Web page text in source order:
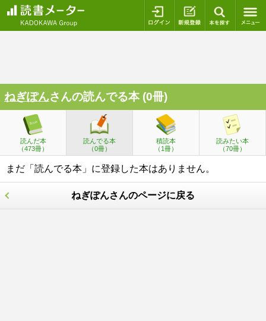
ログイン 新規登録
ねぎぽんさんの読んでる本 (0冊)
読んだ本
（473冊）
読んでる本
（0冊）
積読本
（1冊）
読みたい本
（70冊）
まだ「読んでる本」に登録した本はありません。
ねぎぽんさんのページに戻る